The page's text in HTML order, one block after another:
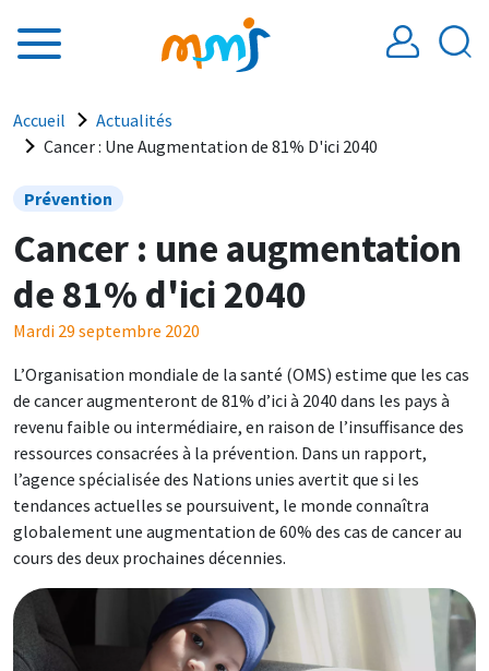
Fil d'Ariane
Accueil
Actualités
Cancer : Une Augmentation de 81% D'ici 2040
Prévention
Cancer : une augmentation
de 81% d'ici 2040
Mardi 29 septembre 2020
L’Organisation mondiale de la santé (OMS) estime que les cas
de cancer augmenteront de 81% d’ici à 2040 dans les pays à
revenu faible ou intermédiaire, en raison de l’insuffisance des
ressources consacrées à la prévention. Dans un rapport,
l’agence spécialisée des Nations unies avertit que si les
tendances actuelles se poursuivent, le monde connaîtra
globalement une augmentation de 60% des cas de cancer au
cours des deux prochaines décennies.
Image